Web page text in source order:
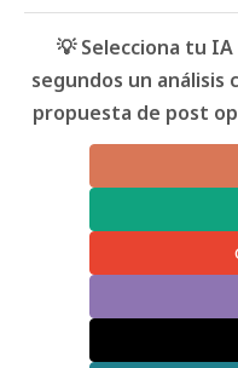
💡 Selecciona tu
segundos un
propuesta de post